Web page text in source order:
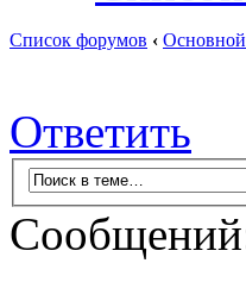
Список форумов ‹
Ответить